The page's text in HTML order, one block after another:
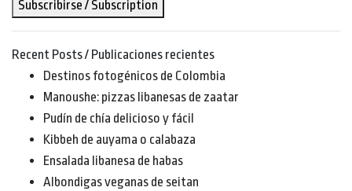
email
Subscribirse / Subscription
Recent Posts / Publicaciones recientes
Destinos fotogénicos de Colombia
Manoushe: pizzas libanesas de zaatar
Pudín de chía delicioso y fácil
Kibbeh de auyama o calabaza
Ensalada libanesa de habas
Albondigas veganas de seitan